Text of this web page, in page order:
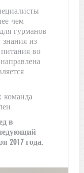
чем
гурманов
из
во
команда
в
2017 года.